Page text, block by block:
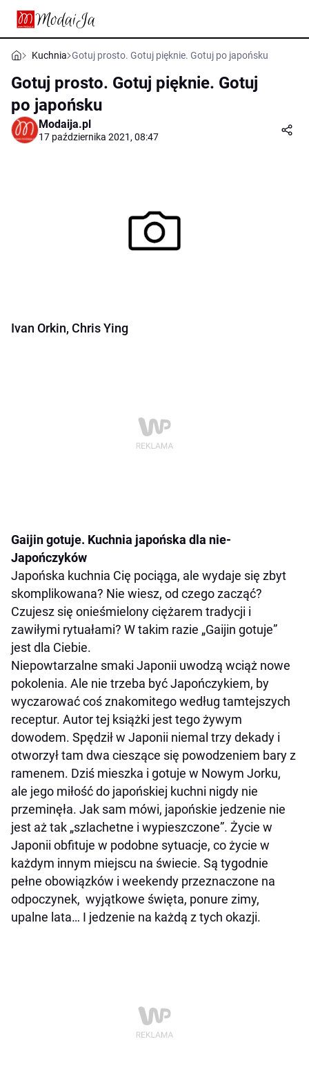
Kuchnia Gotuj prosto. Gotuj pięknie. Gotuj po japońsku
Gotuj prosto. Gotuj pięknie. Gotuj
po japońsku
Modaija.pl
17 października 2021, 08:47
Ivan Orkin, Chris Ying
Gaijin gotuje. Kuchnia japońska dla nie-
Japończyków
Japońska kuchnia Cię pociąga, ale wydaje się zbyt
skomplikowana? Nie wiesz, od czego zacząć?
Czujesz się onieśmielony ciężarem tradycji i
zawiłymi rytuałami? W takim razie „Gaijin gotuje”
jest dla Ciebie.
Niepowtarzalne smaki Japonii uwodzą wciąż nowe
pokolenia. Ale nie trzeba być Japończykiem, by
wyczarować coś znakomitego według tamtejszych
receptur. Autor tej książki jest tego żywym
dowodem. Spędził w Japonii niemal trzy dekady i
otworzył tam dwa cieszące się powodzeniem bary z
ramenem. Dziś mieszka i gotuje w Nowym Jorku,
ale jego miłość do japońskiej kuchni nigdy nie
przeminęła. Jak sam mówi, japońskie jedzenie nie
jest aż tak „szlachetne i wypieszczone”. Życie w
Japonii obfituje w podobne sytuacje, co życie w
każdym innym miejscu na świecie. Są tygodnie
pełne obowiązków i weekendy przeznaczone na
odpoczynek, wyjątkowe święta, ponure zimy,
upalne lata… I jedzenie na każdą z tych okazji.